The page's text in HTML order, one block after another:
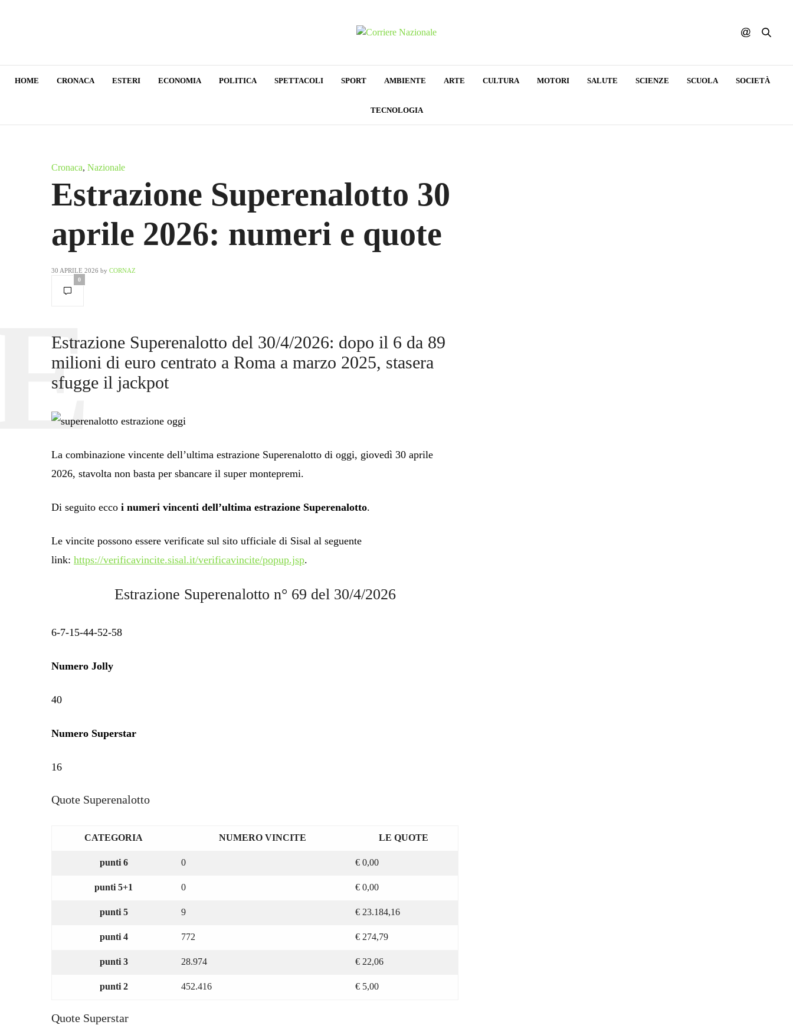
HOME CRONACA ESTERI ECONOMIA POLITICA SPETTACOLI SPORT AMBIENTE ARTE CULTURA MOTORI SALUTE SCIENZE SCUOLA SOCIETÀ
TECNOLOGIA
Cronaca, Nazionale
Estrazione Superenalotto 30
aprile 2026: numeri e quote
30 APRILE 2026 by CORNAZ
0
Estrazione Superenalotto del 30/4/2026: dopo il 6 da 89
milioni di euro centrato a Roma a marzo 2025, stasera
sfugge il jackpot
La combinazione vincente dell’ultima estrazione Superenalotto di oggi, giovedì 30 aprile
2026, stavolta non basta per sbancare il super montepremi.
Di seguito ecco i numeri vincenti dell’ultima estrazione Superenalotto.
Le vincite possono essere verificate sul sito ufficiale di Sisal al seguente
link: https://verificavincite.sisal.it/verificavincite/popup.jsp.
Estrazione Superenalotto n° 69 del 30/4/2026
6-7-15-44-52-58
Numero Jolly
40
Numero Superstar
16
Quote Superenalotto
CATEGORIA NUMERO VINCITE LE QUOTE
punti 6 0 € 0,00
punti 5+1 0 € 0,00
punti 5 9 € 23.184,16
punti 4 772 € 274,79
punti 3 28.974 € 22,06
punti 2 452.416 € 5,00
Quote Superstar